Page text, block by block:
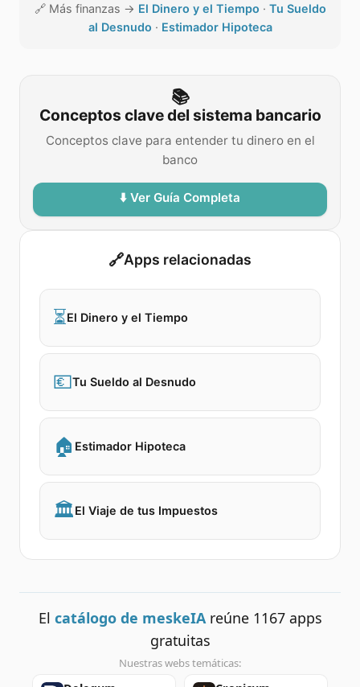
🔗Más finanzas → El Dinero y el Tiempo · Tu Sueldo
al Desnudo · Estimador Hipoteca
📚
Conceptos clave del sistema bancario
Conceptos clave para entender tu dinero en el
banco
⬇️ Ver Guía Completa
🔗Apps relacionadas
⏳El Dinero y el Tiempo
💶Tu Sueldo al Desnudo
🏠 Estimador Hipoteca
🏛️El Viaje de tus Impuestos
El catálogo de meskeIA reúne 1167apps
gratuitas
Nuestras webs temáticas: